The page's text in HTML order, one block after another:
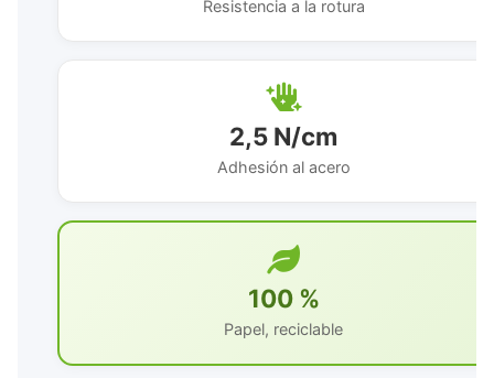
Resistencia a la rotura
2,5 N/cm
Adhesión al acero
100 %
Papel, reciclable